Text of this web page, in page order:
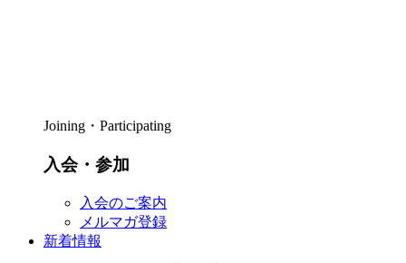
Joining・Participating
入会・参加
入会のご案内
メルマガ登録
新着情報